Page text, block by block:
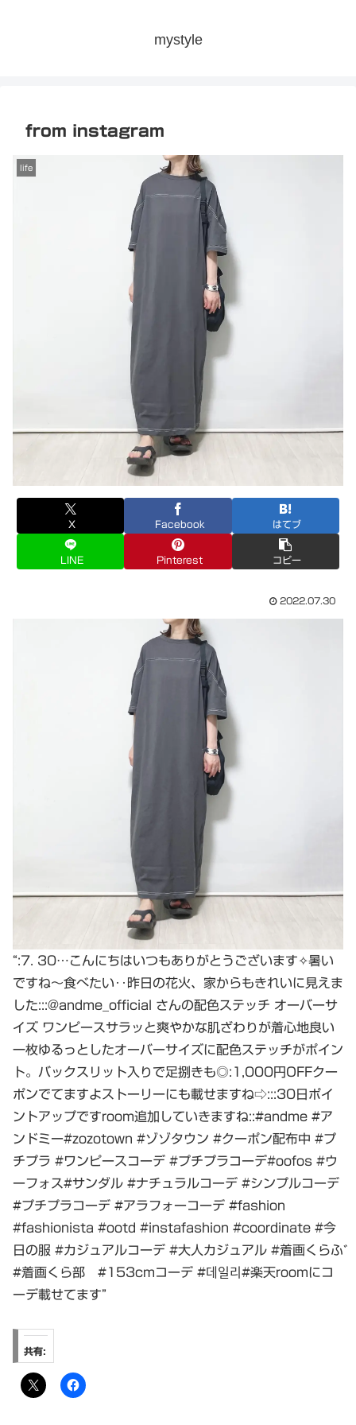
mystyle
from instagram
life
X Facebook はてブ
LINE Pinterest コピー
2022.07.30
“:7. 30…こんにちはいつもありがとうございます✧暑い
ですね〜食べたい‥昨日の花火、家からもきれいに見えま
した:::@andme_official さんの配色ステッチ オーバーサ
イズ ワンピースサラッと爽やかな肌ざわりが着心地良い
一枚ゆるっとしたオーバーサイズに配色ステッチがポイン
ト。バックスリット入りで足捌きも◎:1,000円OFFクー
ポンでてますよストーリーにも載せますね⇨:::30日ポイ
ントアップですroom追加していきますね::#andme #ア
ンドミー#zozotown #ゾゾタウン #クーポン配布中 #プ
チプラ #ワンピースコーデ #プチプラコーデ#oofos #ウ
ーフォス#サンダル #ナチュラルコーデ #シンプルコーデ
#プチプラコーデ #アラフォーコーデ #fashion
#fashionista #ootd #instafashion #coordinate #今
日の服 #カジュアルコーデ #大人カジュアル #着画くらぶ
#着画くら部 #153cmコーデ #데일리#楽天roomにコ
ーデ載せてます”
共有: